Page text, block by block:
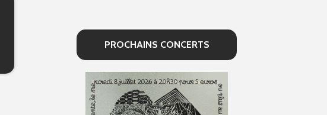
PROCHAINS CONCERTS